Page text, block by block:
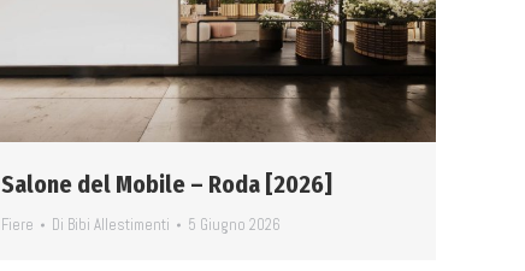
Salone del Mobile – Roda [2026]
Fiere Di Bibi Allestimenti 5 Giugno 2026